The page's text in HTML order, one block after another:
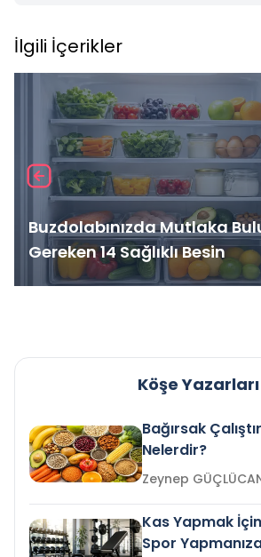
İlgili İçerikler
Buzdolabınızda Mutlaka
Gereken 14 Sağlıklı Besin
Köşe Yazarları
Bağırsak
Nelerdir?
Zeynep
Kas Yapmak
Spor